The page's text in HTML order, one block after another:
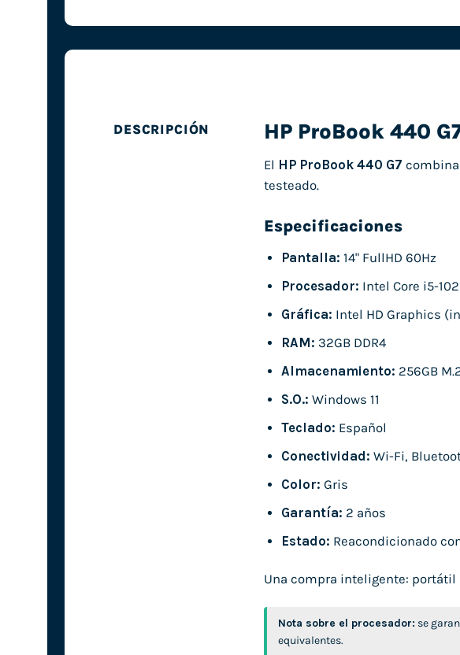
DESCRIPCIÓN HP ProBook 440
El HP ProBook 440 G7
testeado.
Especificaciones
Pantalla: 14" FullHD 60Hz
Procesador: Intel Core i5-
Gráfica: Intel HD Graphics
RAM: 32GB DDR4
Almacenamiento: 256GB
S.O.: Windows 11
Teclado: Español
Conectividad: Wi-Fi,
Color: Gris
Garantía: 2 años
Estado: Reacondicionado
Una compra inteligente: portátil
Nota sobre el procesador: se
equivalentes.